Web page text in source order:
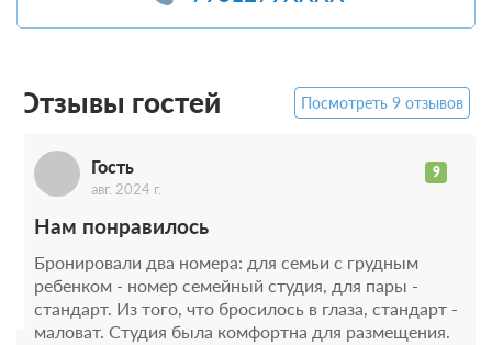
Отзывы гостей Посмотреть 9 отзывов
Гость 9
авг. 2024 г.
Нам понравилось
Бронировали два номера: для семьи с грудным
ребенком - номер семейный студия, для пары -
стандарт. Из того, что бросилось в глаза, стандарт -
маловат. Студия была комфортна для размещения.